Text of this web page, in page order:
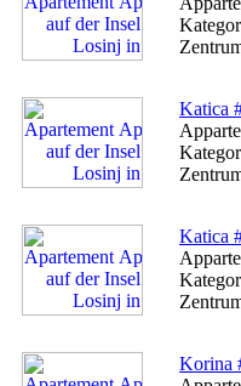
Katica
Katica
Korina